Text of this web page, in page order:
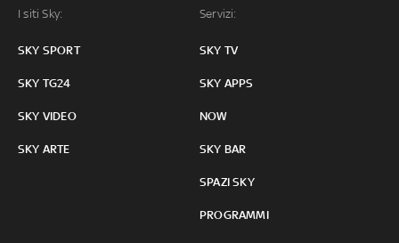
I siti Sky:
SKY SPORT
SKY TG24
SKY VIDEO
SKY ARTE
Servizi:
SKY TV
SKY APPS
NOW
SKY BAR
SPAZI SKY
PROGRAMMI